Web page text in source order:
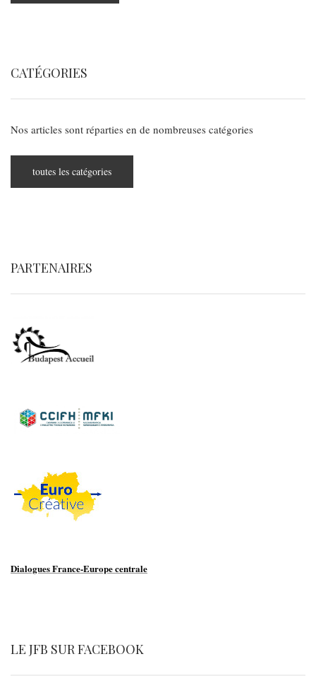
CATÉGORIES
Nos articles sont réparties en de nombreuses catégories
toutes les catégories
PARTENAIRES
Dialogues France-Europe centrale
LE JFB SUR FACEBOOK